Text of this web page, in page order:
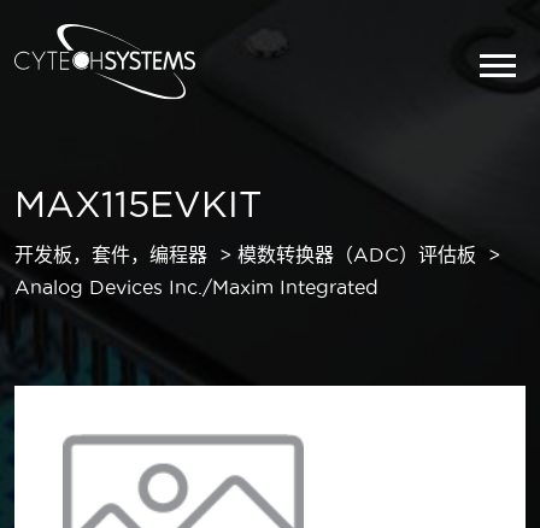
MAX115EVKIT
开发板，套件，编程器
模数转换器（ADC）评估板
Analog Devices Inc./Maxim Integrated